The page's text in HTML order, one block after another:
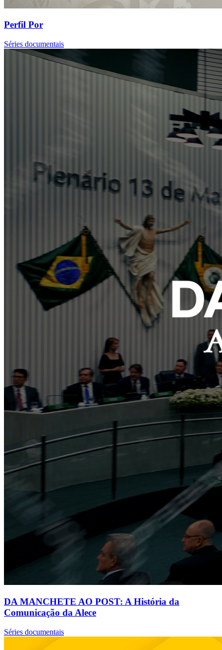
Perfil Por
Séries documentais
DA MANCHETE AO POST: A História da
Comunicação da Alece
Séries documentais